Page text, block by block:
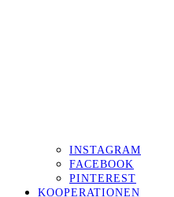
INSTAGRAM
FACEBOOK
PINTEREST
KOOPERATIONEN